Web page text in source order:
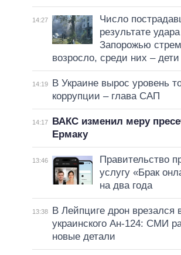
14:27
Число
результате
Запорожью
возросло, среди них – дети
14:19
В Украине вырос уровень
коррупции – глава САП
14:17
ВАКС изменил меру
Ермаку
13:46
Правительство
услугу «Брак
на два года
13:38
В Лейпциге дрон врезался
украинского Ан-124: СМИ
новые детали